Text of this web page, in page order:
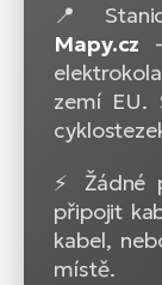
📍
Mapy.cz
zemí EU.
⚡ Žádné
připojit
kabel,
místě.